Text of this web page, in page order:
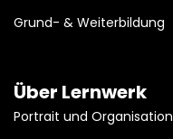
Grund- & Weiterbildung
Über Lernwerk
Portrait und Organisation